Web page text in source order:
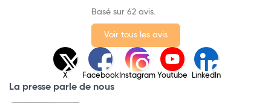
Basé sur 62 avis.
Voir tous les avis
X Facebook Instagram Youtube LinkedIn
La presse parle de nous